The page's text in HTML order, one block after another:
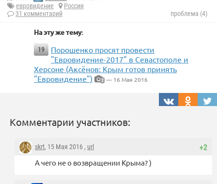
евровидение
Россия
31 комментарий
проблема (4)
На эту же тему:
19
Порошенко просят провести
"Евровидение-2017" в Севастополе и
Херсоне (Аксёнов: Крым готов принять
"Евровидение")
2 — 16 Мая 2016
Комментарии участников:
+2
skrt, 15 Мая 2016 , url
А чего не о возвращении Крыма? )